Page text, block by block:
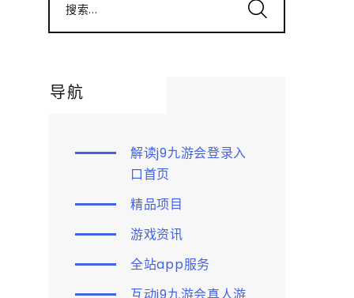
搜索...
导航
解读j9九游会登录入
口首页
精品项目
游戏资讯
全站app服务
互动j9九游会真人游